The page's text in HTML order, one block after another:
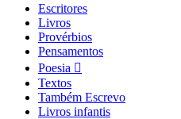
Escritores
Livros
Provérbios
Pensamentos
Poesia
Textos
Também Escrevo
Livros infantis